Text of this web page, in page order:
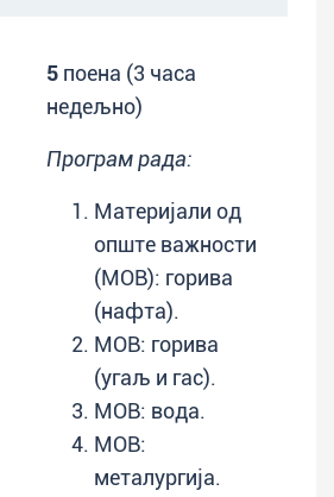
5 поена (3 часа
недељно)
Програм рада:
Материјали од
опште важности
(МОВ): горива
(нафта).
МОВ: горива
(угаљ и гас).
МОВ: вода.
МОВ:
металургија.